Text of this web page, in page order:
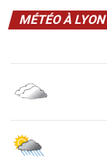
MÉTÉO À LYON